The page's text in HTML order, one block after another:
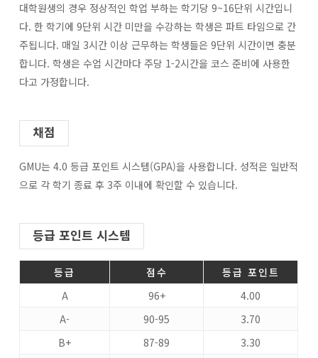
대학원생의 경우 정상적인 학업 부하는 학기당 9~16단위 시간입니
다. 한 학기에 9단위 시간 미만을 수강하는 학생은 파트 타임으로 간
주됩니다. 매일 3시간 이상 근무하는 학생들은 9단위 시간이면 충분
합니다. 학생은 수업 시간마다 주당 1-2시간을 코스 준비에 사용한
다고 가정합니다.
채점
GMU는 4.0 등급 포인트 시스템(GPA)을 사용합니다. 성적은 일반적
으로 각 학기 종료 후 3주 이내에 확인할 수 있습니다.
등급 포인트 시스템
등급 점수
등급 포인트
A
96+
4.00
A-
90-95
3.70
B+
87-89
3.30